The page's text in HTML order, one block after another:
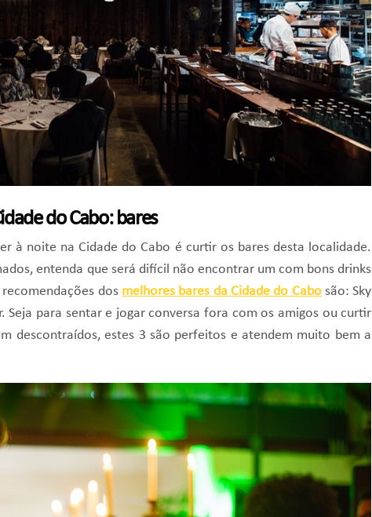
do Cabo: bares
à noite na Cidade do Cabo é curtir os bares desta localidade.
entenda que será difícil não encontrar um com bons drinks
dos melhores bares da Cidade do Cabosão: Sky
Seja para sentar e jogar conversa fora com os amigos ou curtir
descontraídos, estes 3 são perfeitos e atendem muito bem a